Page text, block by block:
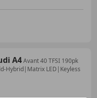
A4Avant 40 TFSI 190pk
Hybrid|Matrix LED|Keyless